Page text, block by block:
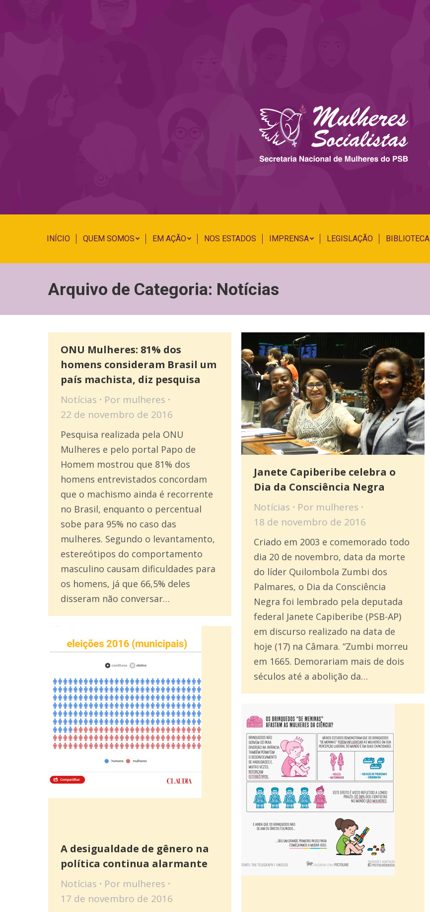
INÍCIO QUEM SOMOS EM AÇÃO NOS ESTADOS IMPRENSA LEGISLAÇÃO BIBLIOTECA
Arquivo de Categoria: Notícias
ONU Mulheres: 81% dos
homens consideram Brasil um
país machista, diz pesquisa
Notícias Por mulheres
22 de novembro de 2016
Pesquisa realizada pela ONU
Mulheres e pelo portal Papo de
Homem mostrou que 81% dos
homens entrevistados concordam
que o machismo ainda é recorrente
no Brasil, enquanto o percentual
sobe para 95% no caso das
mulheres. Segundo o levantamento,
estereótipos do comportamento
masculino causam dificuldades para
os homens, já que 66,5% deles
disseram não conversar…
Janete Capiberibe celebra o
Dia da Consciência Negra
Notícias Por mulheres
18 de novembro de 2016
Criado em 2003 e comemorado todo
dia 20 de novembro, data da morte
do líder Quilombola Zumbi dos
Palmares, o Dia da Consciência
Negra foi lembrado pela deputada
federal Janete Capiberibe (PSB-AP)
em discurso realizado na data de
hoje (17) na Câmara. “Zumbi morreu
em 1665. Demorariam mais de dois
séculos até a abolição da…
A desigualdade de gênero na
política continua alarmante
Notícias Por mulheres
17 de novembro de 2016